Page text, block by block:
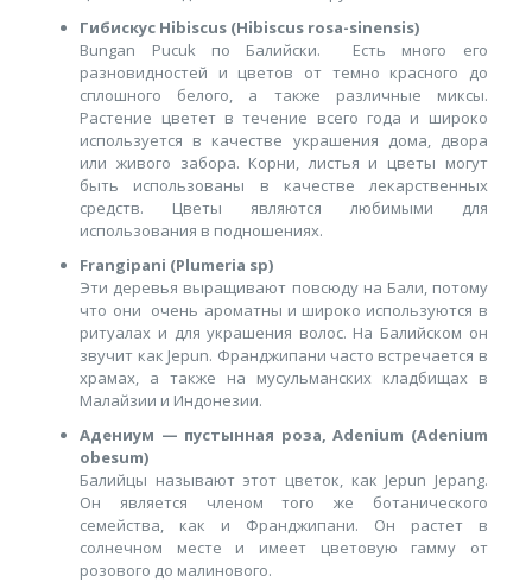
Гибискус Hibiscus (Hibiscus rosa-sinensis)
Bungan Pucuk по Балийски. Есть много его
разновидностей и цветов от темно красного до
сплошного белого, а также различные миксы.
Растение цветет в течение всего года и широко
используется в качестве украшения дома, двора
или живого забора. Корни, листья и цветы могут
быть использованы в качестве лекарственных
средств. Цветы являются любимыми для
использования в подношениях.
Frangipani (Plumeria sp)
Эти деревья выращивают повсюду на Бали, потому
что они очень ароматны и широко используются в
ритуалах и для украшения волос. На Балийском он
звучит как Jepun. Франджипани часто встречается в
храмах, а также на мусульманских кладбищах в
Малайзии и Индонезии.
Адениум — пустынная роза, Adenium (Adenium
obesum)
Балийцы называют этот цветок, как Jepun Jepang.
Он является членом того же ботанического
семейства, как и Франджипани. Он растет в
солнечном месте и имеет цветовую гамму от
розового до малинового.